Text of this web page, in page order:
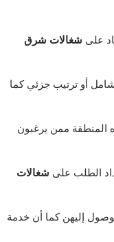
على شغالات شرق
أو ترتيب جزئي كما
ممن يرغبون
الطلب على شغالات
إليهن كما أن خدمة